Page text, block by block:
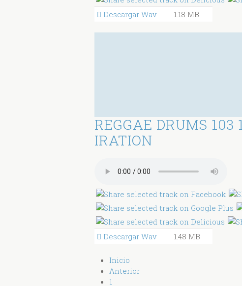
Descargar Wav 1.18 MB
REGGAE DRUMS
IRATION
Descargar Wav 1.48 MB
Inicio
Anterior
1